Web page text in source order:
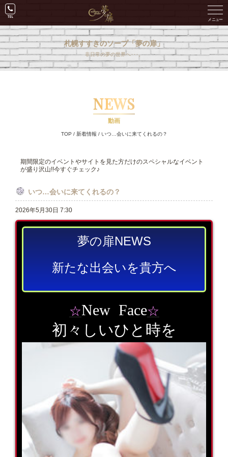
札幌すすきのソープ「夢の扉」
非日常の夢の世界へ･･･。
NEWS
動画
TOP / 新着情報 / いつ…会いに来てくれるの？
期間限定のイベントやサイトを見た方だけのスペシャルなイベント
が盛り沢山!!今すぐチェック♪
いつ…会いに来てくれるの？
2026年5月30日 7:30
夢の扉NEWS
新たな出会いを貴方へ
☆New Face☆
初々しいひと時を